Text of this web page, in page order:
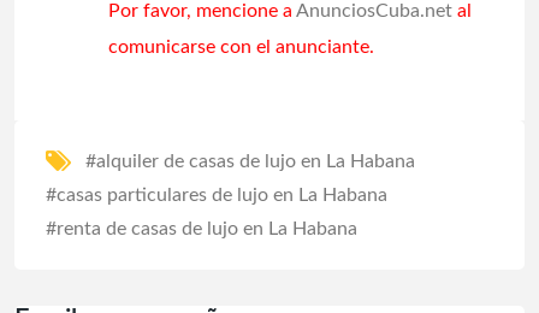
Por favor, mencione a AnunciosCuba.net al
comunicarse con el anunciante.
#alquiler de casas de lujo en La Habana
#casas particulares de lujo en La Habana
#renta de casas de lujo en La Habana